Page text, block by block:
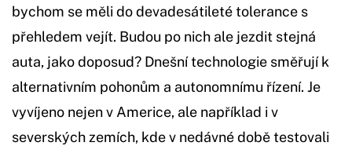
bychom se měli do devadesátileté tolerance s
přehledem vejít. Budou po nich ale jezdit stejná
auta, jako doposud? Dnešní technologie směřují k
alternativním pohonům a autonomnímu řízení. Je
vyvíjeno nejen v Americe, ale například i v
severských zemích, kde v nedávné době testovali